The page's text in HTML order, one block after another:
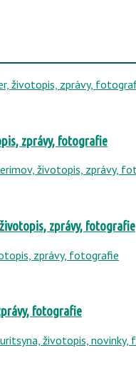
zprávy, fotografie
zprávy, fotografie
fotografie